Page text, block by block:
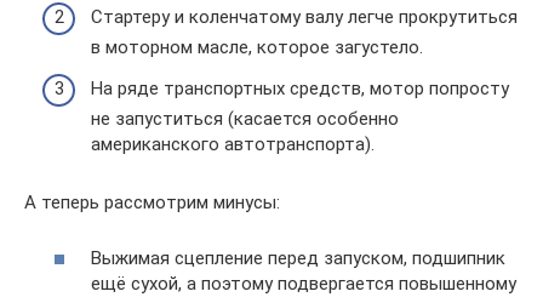
Стартеру и коленчатому валу легче прокрутиться
в моторном масле, которое загустело.
На ряде транспортных средств, мотор попросту
не запуститься (касается особенно
американского автотранспорта).
А теперь рассмотрим минусы:
Выжимая сцепление перед запуском, подшипник
ещё сухой, а поэтому подвергается повышенному